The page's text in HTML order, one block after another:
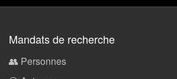
Mandats de recherche
👥 Personnes